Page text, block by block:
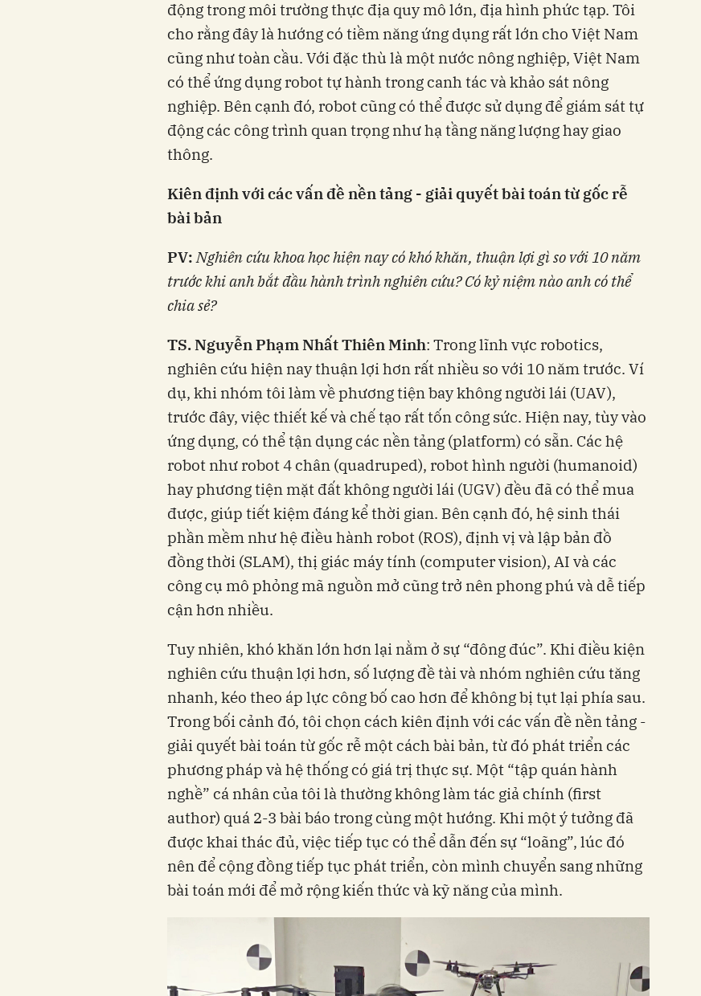
động trong môi trường thực địa quy mô lớn, địa hình phức tạp. Tôi
cho rằng đây là hướng có tiềm năng ứng dụng rất lớn cho Việt Nam
cũng như toàn cầu. Với đặc thù là một nước nông nghiệp, Việt Nam
có thể ứng dụng robot tự hành trong canh tác và khảo sát nông
nghiệp. Bên cạnh đó, robot cũng có thể được sử dụng để giám sát tự
động các công trình quan trọng như hạ tầng năng lượng hay giao
thông.
Kiên định với các vấn đề nền tảng - giải quyết bài toán từ gốc rễ
bài bản
PV:Nghiên cứu khoa học hiện nay có khó khăn, thuận lợi gì so với 10 năm
trước khi anh bắt đầu hành trình nghiên cứu? Có kỷ niệm nào anh có thể
chia sẻ?
TS.Nguyễn Phạm Nhất Thiên Minh: Trong lĩnh vực robotics,
nghiên cứu hiện nay thuận lợi hơn rất nhiều so với 10 năm trước. Ví
dụ, khi nhóm tôi làm về phương tiện bay không người lái (UAV),
trước đây, việc thiết kế và chế tạo rất tốn công sức. Hiện nay, tùy vào
ứng dụng, có thể tận dụng các nền tảng (platform) có sẵn. Các hệ
robot như robot 4 chân (quadruped), robot hình người (humanoid)
hay phương tiện mặt đất không người lái (UGV) đều đã có thể mua
được, giúp tiết kiệm đáng kể thời gian. Bên cạnh đó, hệ sinh thái
phần mềm như hệ điều hành robot (ROS), định vị và lập bản đồ
đồng thời (SLAM), thị giác máy tính (computer vision), AI và các
công cụ mô phỏng mã nguồn mở cũng trở nên phong phú và dễ tiếp
cận hơn nhiều.
Tuy nhiên, khó khăn lớn hơn lại nằm ở sự “đông đúc”. Khi điều kiện
nghiên cứu thuận lợi hơn, số lượng đề tài và nhóm nghiên cứu tăng
nhanh, kéo theo áp lực công bố cao hơn để không bị tụt lại phía sau.
Trong bối cảnh đó, tôi chọn cách kiên định với các vấn đề nền tảng -
giải quyết bài toán từ gốc rễ một cách bài bản, từ đó phát triển các
phương pháp và hệ thống có giá trị thực sự. Một “tập quán hành
nghề” cá nhân của tôi là thường không làm tác giả chính (first
author) quá 2-3 bài báo trong cùng một hướng. Khi một ý tưởng đã
được khai thác đủ, việc tiếp tục có thể dẫn đến sự “loãng”, lúc đó
nên để cộng đồng tiếp tục phát triển, còn mình chuyển sang những
bài toán mới để mở rộng kiến thức và kỹ năng của mình.